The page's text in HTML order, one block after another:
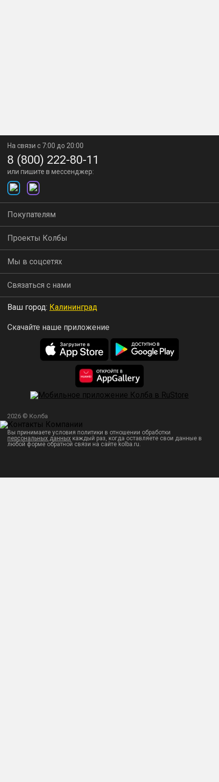
На связи с 7:00 до 20:00
8 (800) 222-80-11
или пишите в мессенджер:
Покупателям
Проекты Колбы
Мы в соцсетях
Связаться с нами
Ваш город: Калининград
Скачайте наше приложение
2026 © Колба
Вы принимаете условия политики в отношении обработки
персональных данных каждый раз, когда оставляете свои данные в
любой форме обратной связи на сайте kolba.ru.